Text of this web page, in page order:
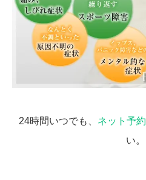
24時間いつでも、 ネット予約
い。